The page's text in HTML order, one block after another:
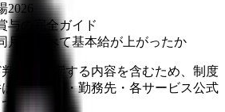
与の完全ガイド
月と比べて基本給が上がったか
断に影響する内容を含むため、制度
公的機関・勤務先・各サービス公式
ください。